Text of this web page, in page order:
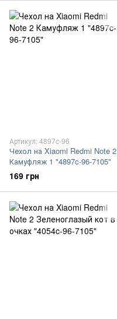
Артикул: 4897c-96
Чехол на Xiaomi Redmi Note 2
Камуфляж 1 "4897c-96-7105"
169 грн